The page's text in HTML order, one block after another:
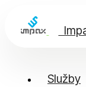
Služby